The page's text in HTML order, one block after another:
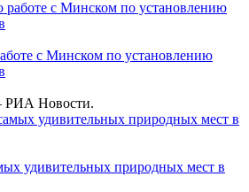
с Минском по установлению
Новости.
удивительных природных мест в